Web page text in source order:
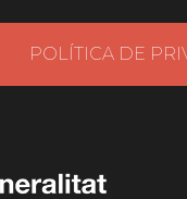
POLÍTICA DE